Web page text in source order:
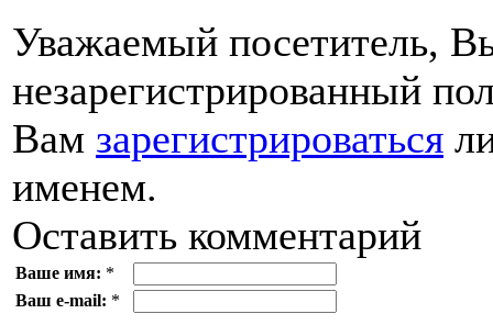
Уважаемый посетитель,
незарегистрированный
Вам зарегистрироваться
именем.
Оставить комментарий
Ваше имя: *
Ваш e-mail: *